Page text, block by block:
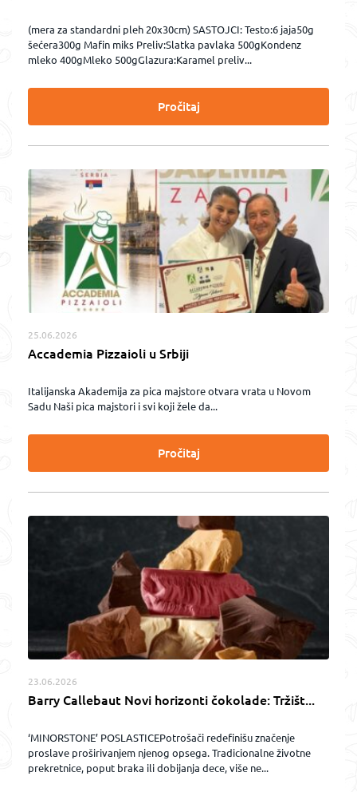
(mera za standardni pleh 20x30cm) SASTOJCI: Testo:6 jaja50g
šećera300g Mafin miks Preliv:Slatka pavlaka 500gKondenz
mleko 400gMleko 500gGlazura:Karamel preliv...
Pročitaj
25.06.2026
Accademia Pizzaioli u Srbiji
Italijanska Akademija za pica majstore otvara vrata u Novom
Sadu Naši pica majstori i svi koji žele da...
Pročitaj
23.06.2026
Barry Callebaut Novi horizonti čokolade: Tržišt...
‘MINORSTONE’ POSLASTICEPotrošači redefinišu značenje
proslave proširivanjem njenog opsega. Tradicionalne životne
prekretnice, poput braka ili dobijanja dece, više ne...